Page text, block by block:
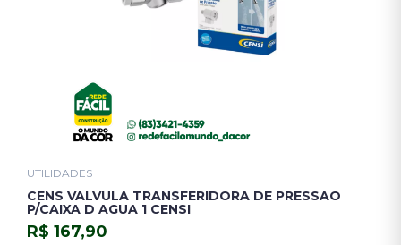
UTILIDADES
CENS VALVULA TRANSFERIDORA DE PRESSAO
P/CAIXA D AGUA 1 CENSI
R$ 167,90